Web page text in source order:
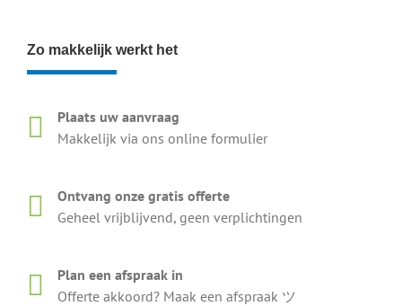
Zo makkelijk werkt het
Plaats uw aanvraag
Makkelijk via ons online formulier
Ontvang onze gratis offerte
Geheel vrijblijvend, geen verplichtingen
Plan een afspraak in
Offerte akkoord? Maak een afspraak ツ